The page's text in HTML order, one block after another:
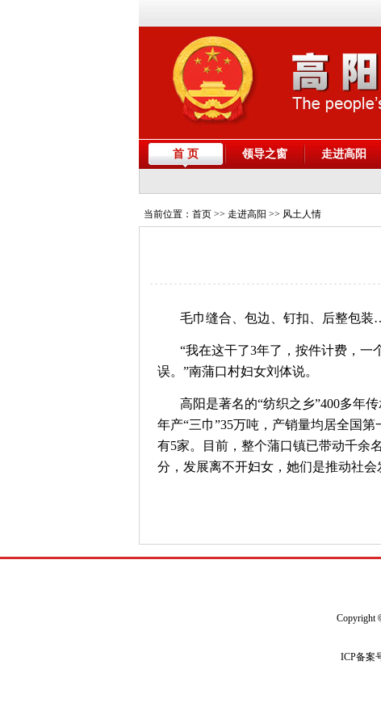
首 页 领导之窗 走进高阳
当前位置： 首页 >> 走进高阳 >> 风土人情
毛巾缝合、包边、钉扣、后整包
“我在这干了3年了，按件计费，一
误。”南蒲口村妇女刘体说。
高阳是著名的“纺织之乡”400多年
年产“三巾”35万吨，产销量均居全国
有5家。目前，整个蒲口镇已带动千余
分，发展离不开妇女，她们是推动社会
Copyright
ICP备案